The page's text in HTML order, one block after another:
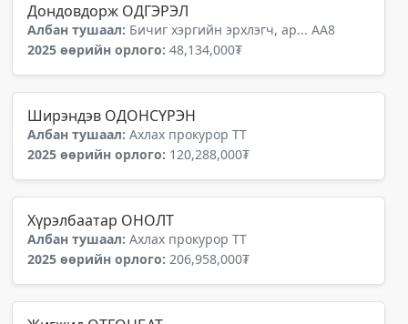
Дондовдорж ОДГЭРЭЛ
Албан тушаал: Бичиг хэргийн эрхлэгч, ар... АА8
2025 өөрийн орлого: 48,134,000₮
Ширэндэв ОДОНСҮРЭН
Албан тушаал: Ахлах прокурор ТТ
2025 өөрийн орлого: 120,288,000₮
Хүрэлбаатар ОНОЛТ
Албан тушаал: Ахлах прокурор ТТ
2025 өөрийн орлого: 206,958,000₮